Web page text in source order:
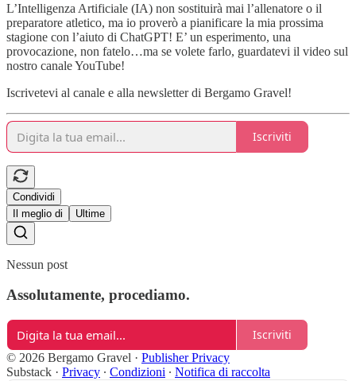
L’Intelligenza Artificiale (IA) non sostituirà mai l’allenatore o il
preparatore atletico, ma io proverò a pianificare la mia prossima
stagione con l’aiuto di ChatGPT! E’ un esperimento, una
provocazione, non fatelo…ma se volete farlo, guardatevi il video sul
nostro canale YouTube!
Iscrivetevi al canale e alla newsletter di Bergamo Gravel!
Iscriviti
Condividi
Il meglio di
Ultime
Nessun post
Assolutamente, procediamo.
Iscriviti
© 2026 Bergamo Gravel · Publisher Privacy
Substack · Privacy ∙ Condizioni ∙ Notifica di raccolta